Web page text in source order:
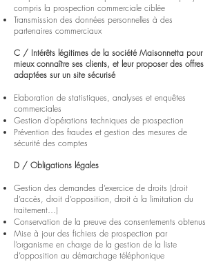
compris la prospection commerciale ciblée
Transmission des données personnelles à des
partenaires commerciaux
C / Intérêts légitimes de la société Maisonnetta pour
mieux connaître ses clients, et leur proposer des offres
adaptées sur un site sécurisé
Elaboration de statistiques, analyses et enquêtes
commerciales
Gestion d’opérations techniques de prospection
Prévention des fraudes et gestion des mesures de
sécurité des comptes
D / Obligations légales
Gestion des demandes d’exercice de droits (droit
d’accès, droit d’opposition, droit à la limitation du
traitement…)
Conservation de la preuve des consentements obtenus
Mise à jour des fichiers de prospection par
l’organisme en charge de la gestion de la liste
d’opposition au démarchage téléphonique